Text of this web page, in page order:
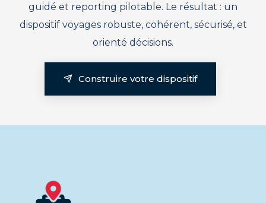
guidé et reporting pilotable. Le résultat : un
dispositif voyages robuste, cohérent, sécurisé, et
orienté décisions.
Construire votre dispositif